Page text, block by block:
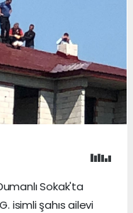
Sokak'ta
isimli şahıs ailevi